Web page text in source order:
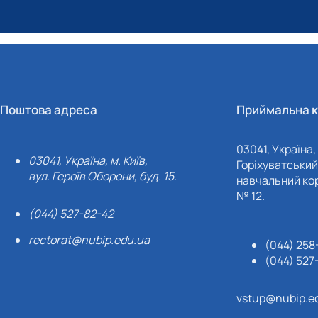
Поштова адреса
03041, Україна, м. Київ,
вул. Героїв Оборони, буд. 15.
(044) 527-82-42
rectorat@nubip.edu.ua
Приймальна
03041,
навчальний
№ 12.
(044)
(044)